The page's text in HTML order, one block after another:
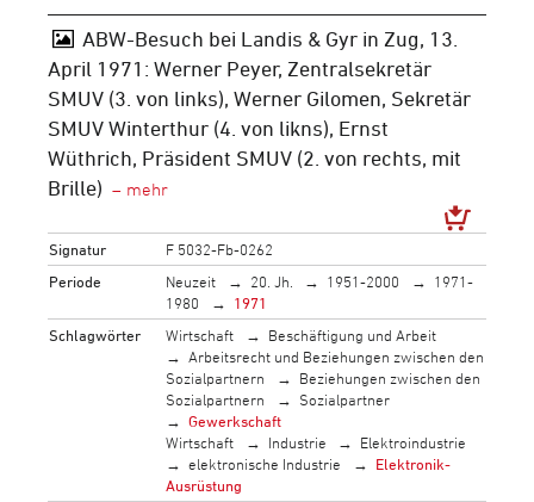
ABW-Besuch bei Landis & Gyr in Zug, 13.
April 1971: Werner Peyer, Zentralsekretär
SMUV (3. von links), Werner Gilomen, Sekretär
SMUV Winterthur (4. von likns), Ernst
Wüthrich, Präsident SMUV (2. von rechts, mit
Brille)
Signatur
F 5032-Fb-0262
Periode
Neuzeit 20. Jh. 1951-2000
1971-
1980
1971
Schlagwörter
Wirtschaft
Beschäftigung und Arbeit
Arbeitsrecht und Beziehungen zwischen den
Sozialpartnern
Beziehungen zwischen den
Sozialpartnern
Sozialpartner
Gewerkschaft
Wirtschaft
Industrie
Elektroindustrie
elektronische Industrie
Elektronik-
Ausrüstung